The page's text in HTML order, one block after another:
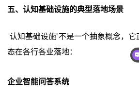
五、认知基础设施的典型落地场景
"认知基础设施"不是一个抽象概念，
态在各行各业落地：
企业智能问答系统